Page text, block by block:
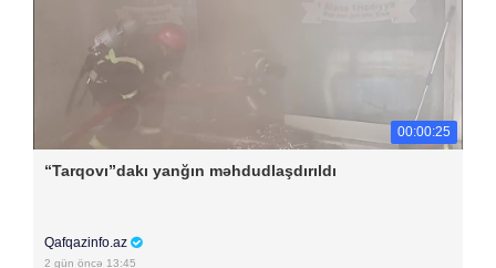
00:00:25
“Tarqovı”dakı yanğın məhdudlaşdırıldı
Qafqazinfo.az
2 gün öncə 13:45